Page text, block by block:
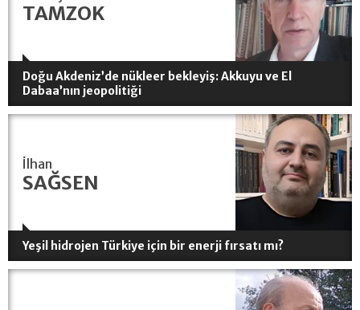
TAMZOK
Doğu Akdeniz’de nükleer bekleyiş: Akkuyu ve El
Dabaa’nın jeopolitiği
İlhan
SAĞSEN
Yeşil hidrojen Türkiye için bir enerji fırsatı mı?